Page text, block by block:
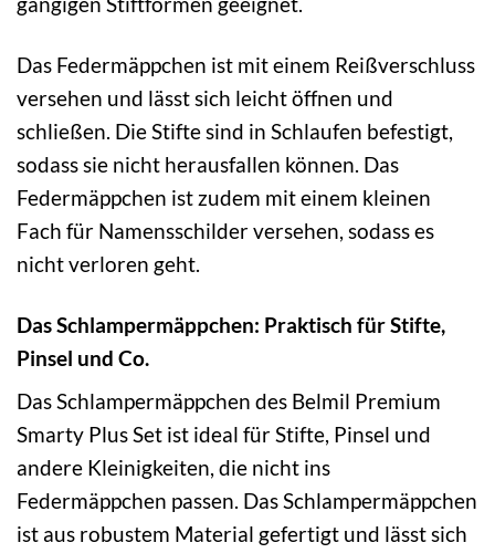
Das Federmäppchen ist mit einem Reißverschluss
versehen und lässt sich leicht öffnen und
schließen. Die Stifte sind in Schlaufen befestigt,
sodass sie nicht herausfallen können. Das
Federmäppchen ist zudem mit einem kleinen
Fach für Namensschilder versehen, sodass es
nicht verloren geht.
Das Schlampermäppchen: Praktisch für Stifte,
Pinsel und Co.
Das Schlampermäppchen des Belmil Premium
Smarty Plus Set ist ideal für Stifte, Pinsel und
andere Kleinigkeiten, die nicht ins
Federmäppchen passen. Das Schlampermäppchen
ist aus robustem Material gefertigt und lässt sich